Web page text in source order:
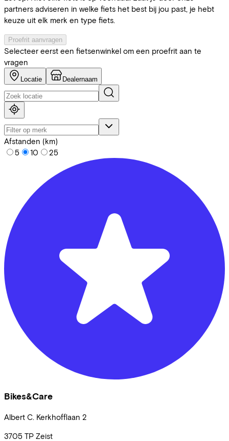
partners adviseren in welke fiets het best bij jou past, je hebt
keuze uit elk merk en type fiets.
Proefrit aanvragen
Selecteer eerst een fietsenwinkel om een proefrit aan te
vragen
Locatie Dealernaam
Afstanden (km)
5
10 25
Bikes&Care
Albert C. Kerkhofflaan 2
3705 TP Zeist